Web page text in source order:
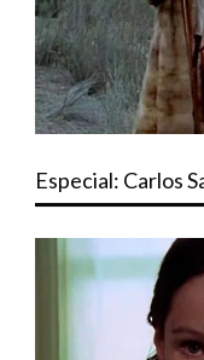
Especial: Carlos